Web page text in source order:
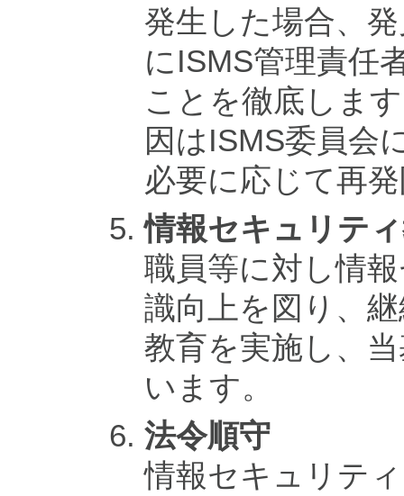
発生した場合、
にISMS管理責任
ことを徹底しま
因はISMS委員会
必要に応じて再
情報セキュリテ
職員等に対し情
識向上を図り、
教育を実施し、
います。
法令順守
情報セキュリテ